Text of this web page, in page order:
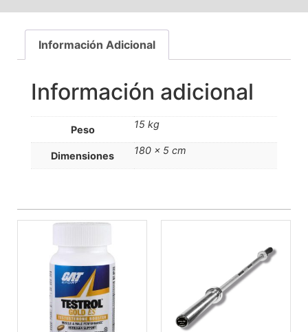
Información Adicional
Información adicional
Peso 15 kg
Dimensiones 180 × 5 cm